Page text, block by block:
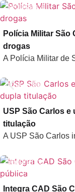
Segurança
Polícia Militar São
drogas
A Polícia Militar de
Educação
USP São Carlos
titulação
A USP São Carlos
Segurança
Pública
Integra CAD São